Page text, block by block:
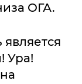
ОГА.
Ура!